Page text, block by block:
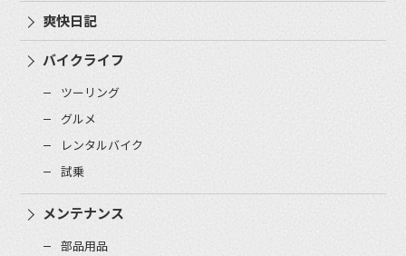
爽快日記
バイクライフ
ツーリング
グルメ
レンタルバイク
試乗
メンテナンス
部品用品